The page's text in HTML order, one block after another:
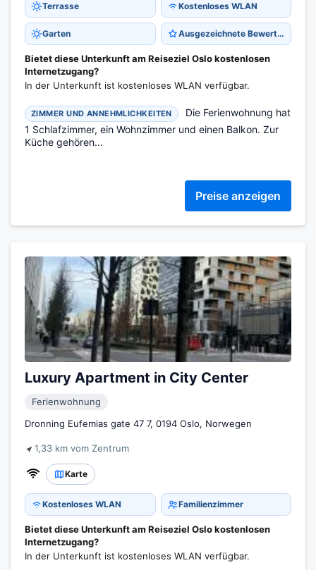
Terrasse Kostenloses WLAN
Garten Ausgezeichnete Bewertung 9,1
Bietet diese Unterkunft am Reiseziel Oslo kostenlosen
Internetzugang?
In der Unterkunft ist kostenloses WLAN verfügbar.
ZIMMER UND ANNEHMLICHKEITEN
Die Ferienwohnung hat
1 Schlafzimmer, ein Wohnzimmer und einen Balkon. Zur
Küche gehören...
Preise anzeigen
Luxury Apartment in City Center
Ferienwohnung
Dronning Eufemias gate 47 7, 0194 Oslo, Norwegen
1,33 km vom Zentrum
Karte
Kostenloses WLAN Familienzimmer
Bietet diese Unterkunft am Reiseziel Oslo kostenlosen
Internetzugang?
In der Unterkunft ist kostenloses WLAN verfügbar.